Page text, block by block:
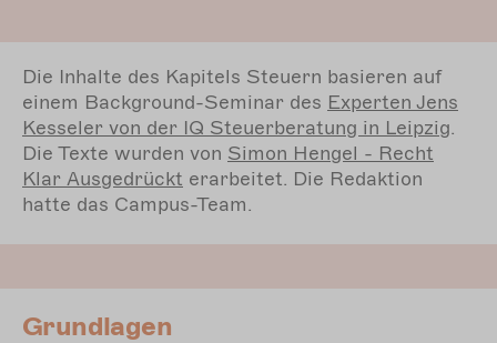
Die Inhalte des Kapitels Steuern basieren auf
einem Background-Seminar des Experten Jens
Kesseler von der IQ Steuerberatung in Leipzig.
Die Texte wurden von Simon Hengel - Recht
Klar Ausgedrückt erarbeitet. Die Redaktion
hatte das Campus-Team.
Grundlagen